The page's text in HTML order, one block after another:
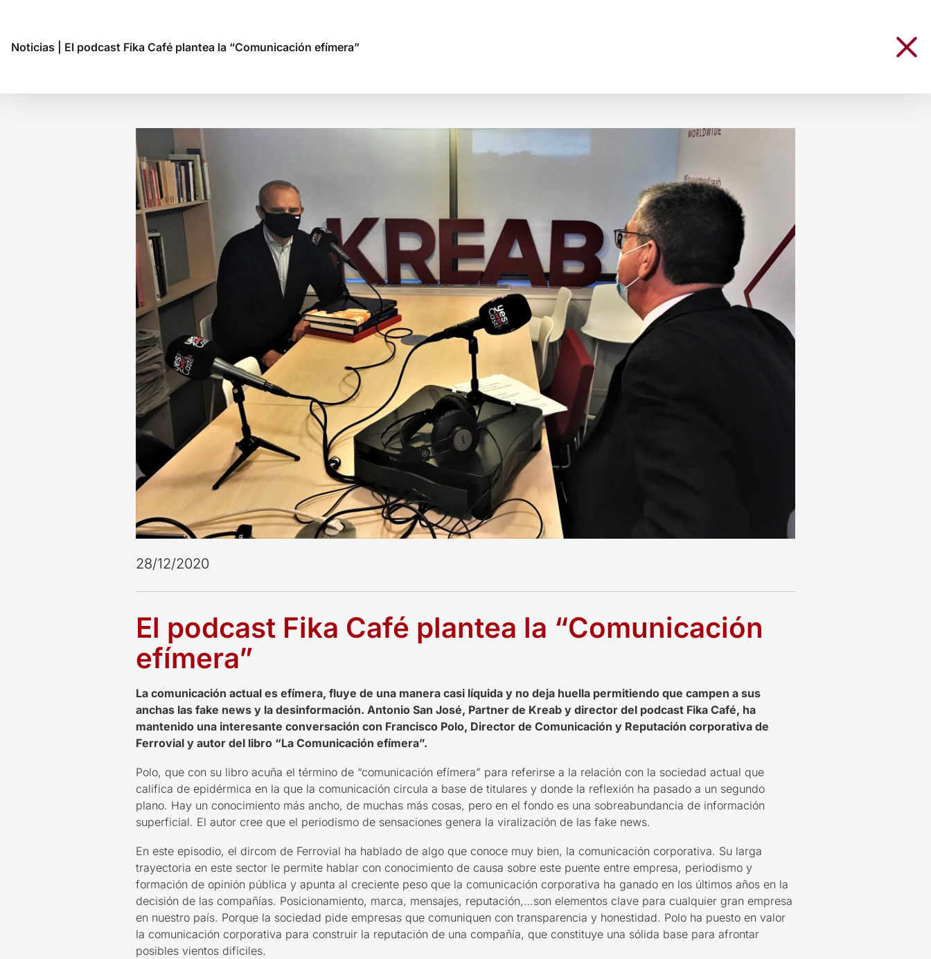
Noticias El podcast Fika Café plantea la “Comunicación efímera”
28/12/2020
El podcast Fika Café plantea la “Comunicación
efímera”
La comunicación actual es efímera, fluye de una manera casi líquida y no deja huella permitiendo que campen a sus
anchas las fake news y la desinformación. Antonio San José, Partner de Kreab y director del podcast Fika Café, ha
mantenido una interesante conversación con Francisco Polo, Director de Comunicación y Reputación corporativa de
Ferrovial y autor del libro “La Comunicación efímera”.
Polo, que con su libro acuña el término de “comunicación efímera” para referirse a la relación con la sociedad actual que
califica de epidérmica en la que la comunicación circula a base de titulares y donde la reflexión ha pasado a un segundo
plano. Hay un conocimiento más ancho, de muchas más cosas, pero en el fondo es una sobreabundancia de información
superficial. El autor cree que el periodismo de sensaciones genera la viralización de las fake news.
En este episodio, el dircom de Ferrovial ha hablado de algo que conoce muy bien, la comunicación corporativa. Su larga
trayectoria en este sector le permite hablar con conocimiento de causa sobre este puente entre empresa, periodismo y
formación de opinión pública y apunta al creciente peso que la comunicación corporativa ha ganado en los últimos años en la
decisión de las compañías. Posicionamiento, marca, mensajes, reputación,…son elementos clave para cualquier gran empresa
en nuestro país. Porque la sociedad pide empresas que comuniquen con transparencia y honestidad. Polo ha puesto en valor
la comunicación corporativa para construir la reputación de una compañía, que constituye una sólida base para afrontar
posibles vientos difíciles.